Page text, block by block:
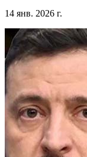
14 янв. 2026 г.